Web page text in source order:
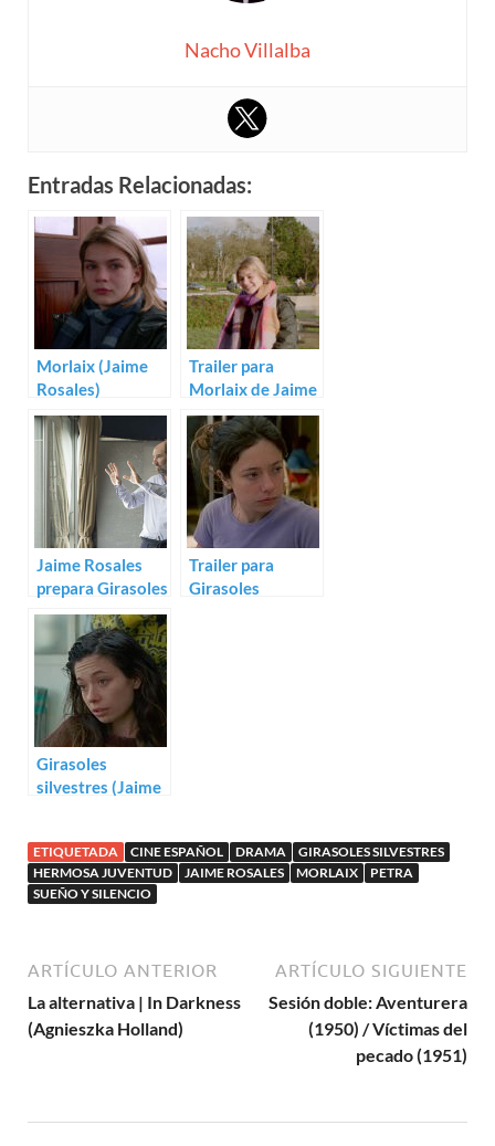
Nacho Villalba
Entradas Relacionadas:
Morlaix (Jaime
Rosales)
Trailer para
Morlaix de Jaime
Rosales
Jaime Rosales
prepara Girasoles
silvestres
Trailer para
Girasoles
Girasoles
silvestres (Jaime
ETIQUETADA CINE ESPAÑOL DRAMA
GIRASOLES SILVESTRES
HERMOSA JUVENTUD
JAIME ROSALES MORLAIX
PETRA
SUEÑO Y SILENCIO
ARTÍCULO ANTERIOR
La alternativa | In Darkness
(Agnieszka Holland)
ARTÍCULO SIGUIENTE
Sesión doble: Aventurera
(1950) / Víctimas del
pecado (1951)